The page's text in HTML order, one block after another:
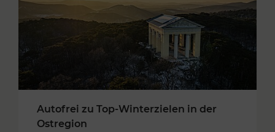
Autofrei zu Top-Winterzielen in der
Ostregion